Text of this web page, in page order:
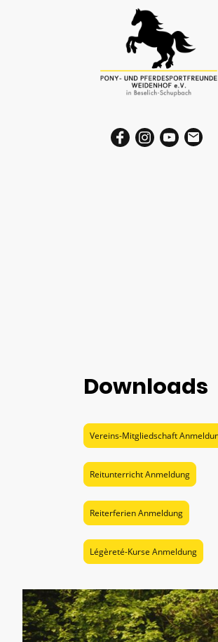
Downloads
Vereins-Mitgliedschaft
Reitunterricht Anmeldung
Reiterferien Anmeldung
Légèreté-Kurse Anmeldung